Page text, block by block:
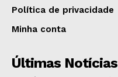
Política de privacidade
Minha conta
Últimas Notícias